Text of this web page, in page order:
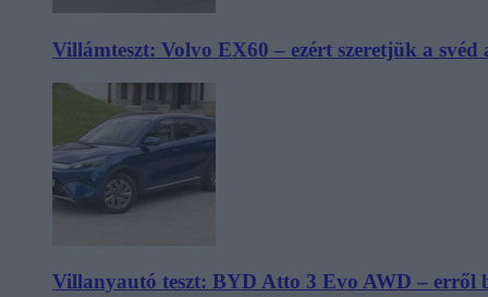
Villámteszt: Volvo EX60 – ezért szeretjük a svéd
Villanyautó teszt: BYD Atto 3 Evo AWD – erről